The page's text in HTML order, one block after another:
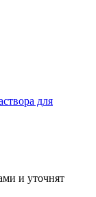
для
и уточнят